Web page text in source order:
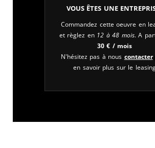
Vous êtes une
Commandez cette oeuvre en
et règlez en 12 à 48 mois. A
30€ / mois
N'hésitez pas à nous contacter
en savoir plus sur le